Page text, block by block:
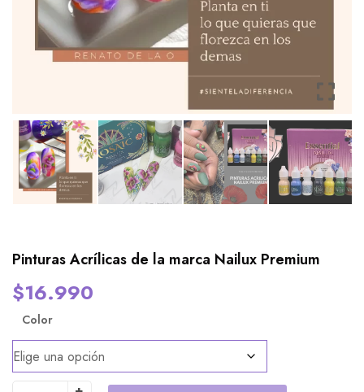
Pinturas Acrílicas de la marca Nailux Premium
$16.990
Color